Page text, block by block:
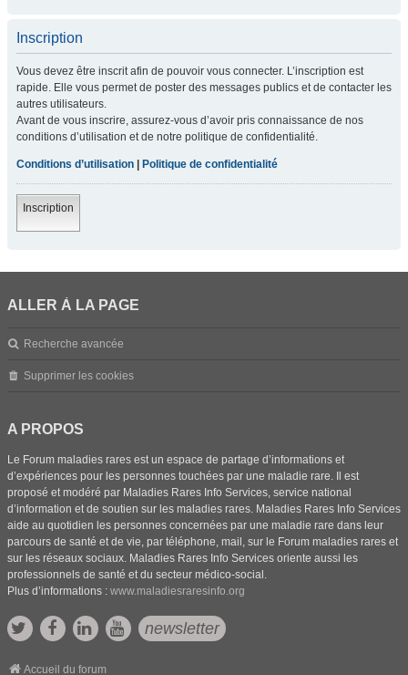
Inscription
Vous devez être inscrit afin de pouvoir vous connecter. L’inscription est
rapide. Elle vous permet de poster des messages publics et de contacter les
autres utilisateurs.
Avant de vous inscrire, assurez-vous d’avoir pris connaissance de nos
conditions d’utilisation et de notre politique de confidentialité.
Conditions d’utilisation Politique de confidentialité
Inscription
ALLER À LA PAGE
Recherche avancée
Supprimer les cookies
A PROPOS
Le Forum maladies rares est un espace de partage d’informations et
d’expériences pour les personnes touchées par une maladie rare. Il est
proposé et modéré par Maladies Rares Info Services, service national
d’information et de soutien sur les maladies rares. Maladies Rares Info Services
aide au quotidien les personnes concernées par une maladie rare dans leur
parcours de santé et de vie, par téléphone, mail, sur le Forum maladies rares et
sur les réseaux sociaux. Maladies Rares Info Services oriente aussi les
professionnels de santé et du secteur médico-social.
Plus d’informations : www.maladiesraresinfo.org
newsletter
Accueil du forum